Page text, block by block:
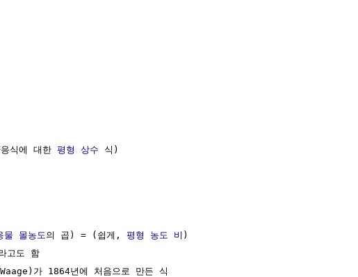
에 대한 평형 상수 식)
물 몰농도 의 곱) = (쉽게, 평형 농도 비 )
고도 함
가 1864년에 처음으로 만든 식